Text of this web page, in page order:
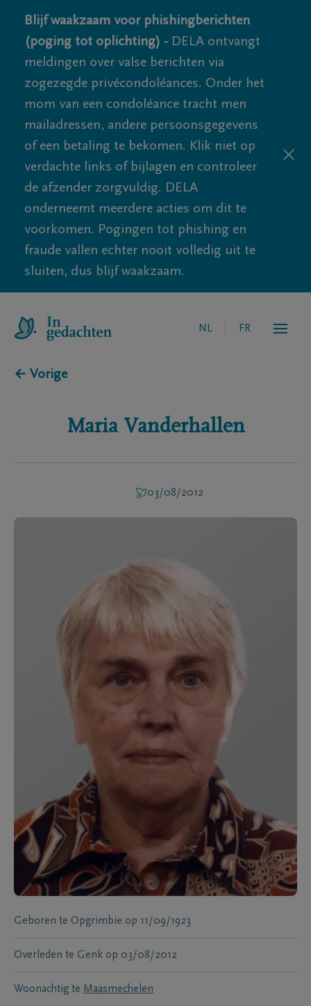
Blijf waakzaam voor phishingberichten
(poging tot oplichting) - DELA ontvangt
meldingen over valse berichten via
zogezegde privécondoléances. Onder het
mom van een condoléance tracht men
mailadressen, andere persoonsgegevens
of een betaling te bekomen. Klik niet op
verdachte links of bijlagen en controleer
de afzender zorgvuldig. DELA
onderneemt meerdere acties om dit te
voorkomen. Pogingen tot phishing en
fraude vallen echter nooit volledig uit te
sluiten, dus blijf waakzaam.
NL FR
← Vorige
Maria Vanderhallen
03/08/2012
Geboren te Opgrimbie op 11/09/1923
Overleden te Genk op 03/08/2012
Woonachtig te Maasmechelen